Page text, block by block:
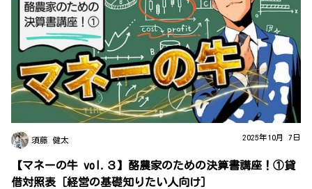
須藤 健太 2025年10月 7日
【マネーの牛 vol.３】酪農家のための決算書講座！①貸
借対照表［経営の基礎知りたい人向け］